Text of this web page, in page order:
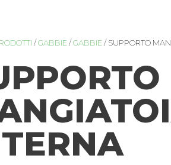
/GABBIE/GABBIE/ SUPPORTO